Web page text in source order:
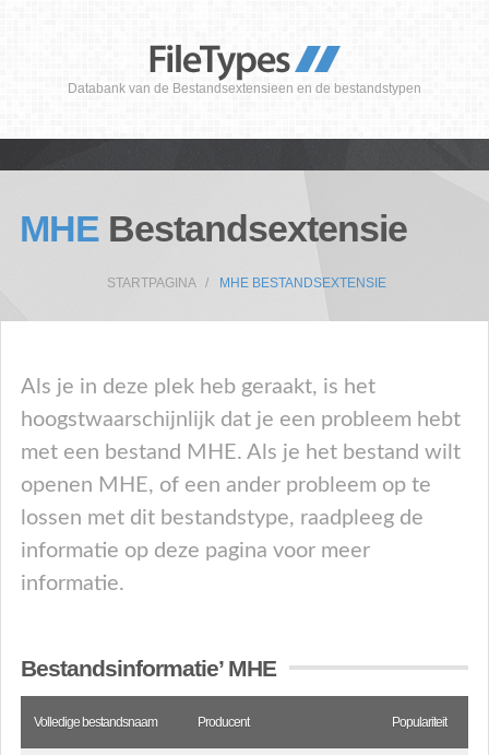
Databank van de Bestandsextensieen en de bestandstypen
MHE Bestandsextensie
STARTPAGINA MHE BESTANDSEXTENSIE
Als je in deze plek heb geraakt, is het
hoogstwaarschijnlijk dat je een probleem hebt
met een bestand MHE. Als je het bestand wilt
openen MHE, of een ander probleem op te
lossen met dit bestandstype, raadpleeg de
informatie op deze pagina voor meer
informatie.
Bestandsinformatie’ MHE
Volledige bestandsnaam Producent Populariteit